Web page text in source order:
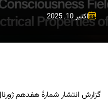
اکتبر 10, 2025
گزارش انتشار شمارۀ هفدهم